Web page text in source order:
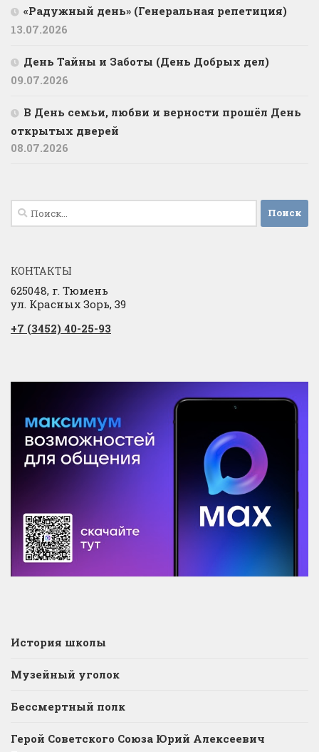
«Радужный день» (Генеральная репетиция)
13.07.2026
День Тайны и Заботы (День Добрых дел)
09.07.2026
В День семьи, любви и верности прошёл День
открытых дверей
08.07.2026
Найти:
КОНТАКТЫ
625048, г. Тюмень
ул. Красных Зорь, 39
+7 (3452) 40-25-93
История школы
Музейный уголок
Бессмертный полк
Герой Советского Союза Юрий Алексеевич